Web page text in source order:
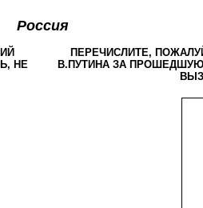
Россия
НЕ
ПЕРЕЧИСЛИТЕ,
В.ПУТИНА ЗА